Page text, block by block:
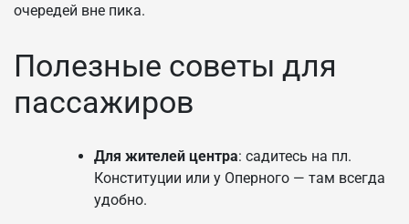
очередей вне пика.
Полезные советы для
пассажиров
Для жителей центра: садитесь на пл.
Конституции или у Оперного — там всегда
удобно.